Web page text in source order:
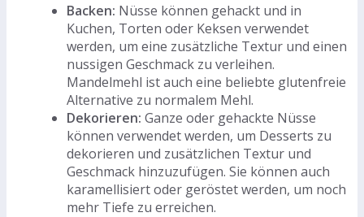
Backen: Nüsse können gehackt und in
Kuchen, Torten oder Keksen verwendet
werden, um eine zusätzliche Textur und einen
nussigen Geschmack zu verleihen.
Mandelmehl ist auch eine beliebte glutenfreie
Alternative zu normalem Mehl.
Dekorieren: Ganze oder gehackte Nüsse
können verwendet werden, um Desserts zu
dekorieren und zusätzlichen Textur und
Geschmack hinzuzufügen. Sie können auch
karamellisiert oder geröstet werden, um noch
mehr Tiefe zu erreichen.